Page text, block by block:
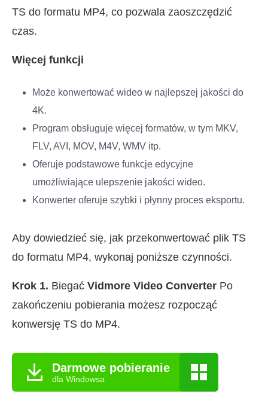
TS do formatu MP4, co pozwala zaoszczędzić
czas.
Więcej funkcji
Może konwertować wideo w najlepszej jakości do
4K.
Program obsługuje więcej formatów, w tym MKV,
FLV, AVI, MOV, M4V, WMV itp.
Oferuje podstawowe funkcje edycyjne
umożliwiające ulepszenie jakości wideo.
Konwerter oferuje szybki i płynny proces eksportu.
Aby dowiedzieć się, jak przekonwertować plik TS
do formatu MP4, wykonaj poniższe czynności.
Krok 1. Biegać Vidmore Video Converter Po
zakończeniu pobierania możesz rozpocząć
konwersję TS do MP4.
Darmowe pobieranie
dla Windowsa